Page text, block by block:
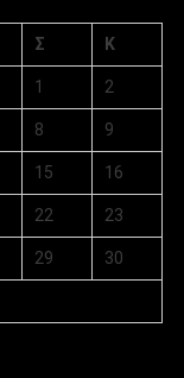
Σ Κ
1 2
8 9
15 16
22 23
29 30